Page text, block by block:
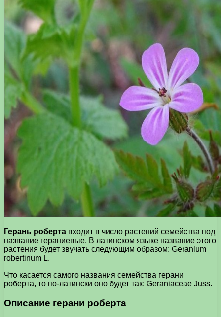
Герань роберта входит в число растений семейства под
название гераниевые. В латинском языке название этого
растения будет звучать следующим образом: Geranium
robertinum L.
Что касается самого названия семейства герани
роберта, то по-латински оно будет так: Geraniaceae Juss.
Описание герани роберта